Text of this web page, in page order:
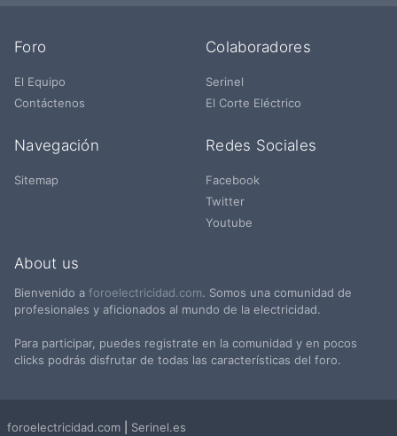
Foro
El Equipo
Contáctenos
Colaboradores
Serinel
El Corte Eléctrico
Navegación
Sitemap
Redes Sociales
Facebook
Twitter
Youtube
About us
Bienvenido a foroelectricidad.com. Somos una comunidad de
profesionales y aficionados al mundo de la electricidad.
Para participar, puedes registrate en la comunidad y en pocos
clicks podrás disfrutar de todas las características del foro.
foroelectricidad.com Serinel.es